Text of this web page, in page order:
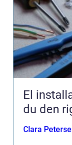
El installatør
du den
Clara